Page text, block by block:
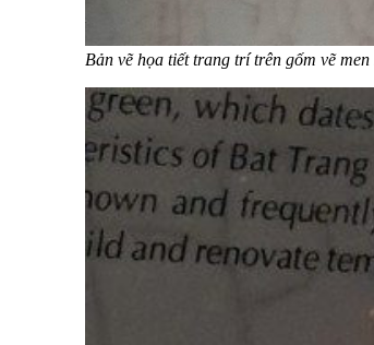
Bản vẽ họa tiết trang trí trên gốm vẽ